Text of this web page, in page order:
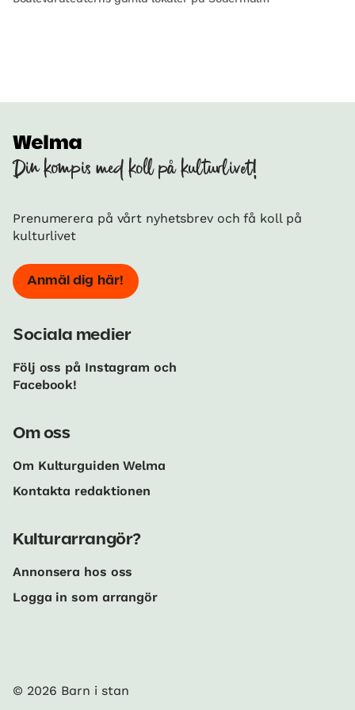
Din kompis med koll på kulturlivet!
Prenumerera på vårt nyhetsbrev och få koll på
kulturlivet
Anmäl dig här!
Sociala medier
Följ oss på Instagram och
Facebook!
Om oss
Om Kulturguiden Welma
Kontakta redaktionen
Kulturarrangör?
Annonsera hos oss
Logga in som arrangör
© 2026 Barn i stan